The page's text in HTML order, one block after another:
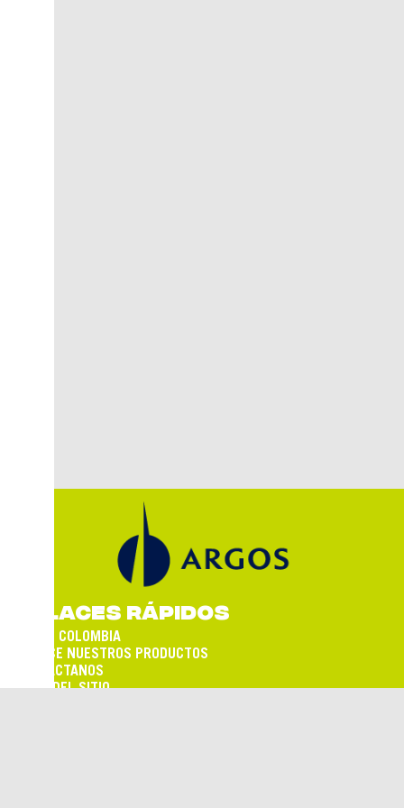
ENLACES RÁPIDOS
ARGOS COLOMBIA
CONOCE NUESTROS PRODUCTOS
CONTÁCTANOS
MAPA DEL SITIO